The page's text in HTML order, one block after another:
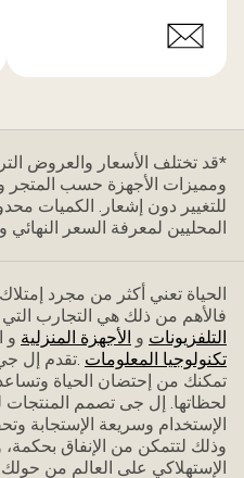
*قد تختلف الأسعار والعروض
ومميزات الأجهزة حسب المتجر
للتغيير دون إشعار. الكميات
المحليين لمعرفة السعر النهائي
الحياة تعني أكثر من مجرد
فاﻷهم من ذلك هي التجارب
التلفزيونات و الأجهزة المنزلية و
تكنولوجيا المعلومات .تقدم إل
تمكنك من إحتضان الحياة
لحظاتها. إل جى تصمم
الإستخدام وسريعة الإستجابة
وذلك لتتمكن من الإنفاق
الإستهلاكي على العالم من